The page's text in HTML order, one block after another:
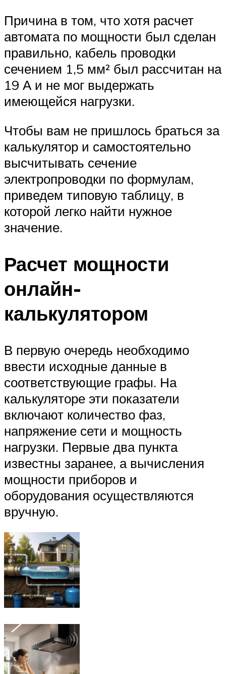
Причина в том, что хотя расчет
автомата по мощности был сделан
правильно, кабель проводки
сечением 1,5 мм² был рассчитан на
19 А и не мог выдержать
имеющейся нагрузки.
Чтобы вам не пришлось браться за
калькулятор и самостоятельно
высчитывать сечение
электропроводки по формулам,
приведем типовую таблицу, в
которой легко найти нужное
значение.
Расчет мощности
онлайн-
калькулятором
В первую очередь необходимо
ввести исходные данные в
соответствующие графы. На
калькуляторе эти показатели
включают количество фаз,
напряжение сети и мощность
нагрузки. Первые два пункта
известны заранее, а вычисления
мощности приборов и
оборудования осуществляются
вручную.